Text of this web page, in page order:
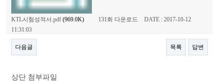
KTL시험성적서.pdf (969.0K) 131회 다운로드
DATE : 2017-10-12
11:31:03
다음글 목록 답변
상단 첨부파일